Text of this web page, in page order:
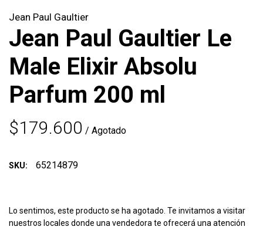
Jean Paul Gaultier
Jean Paul Gaultier Le
Male Elixir Absolu
Parfum 200 ml
$179.600 / Agotado
SKU: 65214879
Lo sentimos, este producto se ha agotado. Te invitamos a visitar
nuestros locales donde una vendedora te ofrecerá una atención